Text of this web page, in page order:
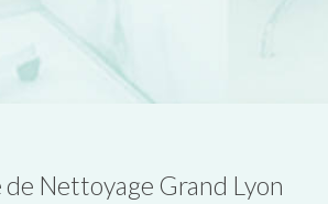
Nettoyage Grand Lyon